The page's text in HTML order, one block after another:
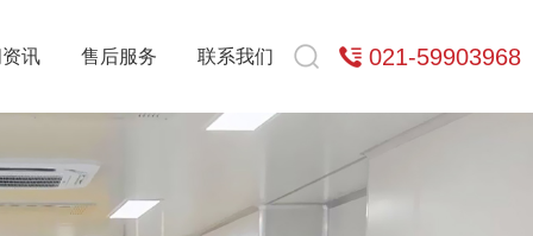
讯 售后服务 联系我们 021-59903968